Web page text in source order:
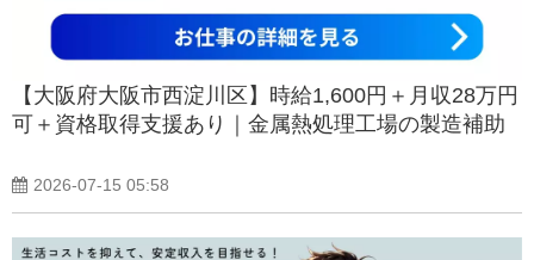
【大阪府大阪市西淀川区】時給1,600円＋月収28万円
可＋資格取得支援あり｜金属熱処理工場の製造補助
2026-07-15 05:58